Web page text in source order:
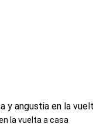
la vuelta a casa